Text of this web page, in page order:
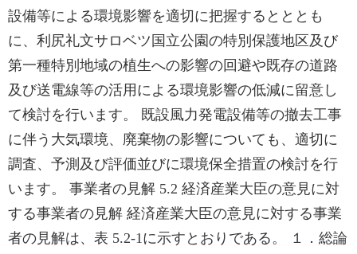
設備等による環境影響を適切に把握するとととも
に、利尻礼文サロベツ国立公園の特別保護地区及び
第一種特別地域の植生への影響の回避や既存の道路
及び送電線等の活用による環境影響の低減に留意し
て検討を行います。 既設風力発電設備等の撤去工事
に伴う大気環境、廃棄物の影響についても、適切に
調査、予測及び評価並びに環境保全措置の検討を行
います。 事業者の見解 5.2 経済産業大臣の意見に対
する事業者の見解 経済産業大臣の意見に対する事業
者の見解は、表 5.2-1に示すとおりである。 １．総論